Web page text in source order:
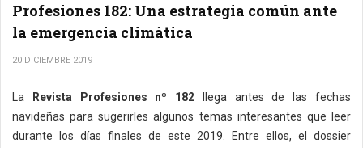
Profesiones 182: Una estrategia común ante
la emergencia climática
20 DICIEMBRE 2019
La Revista Profesiones nº 182 llega antes de las fechas
navideñas para sugerirles algunos temas interesantes que leer
durante los días finales de este 2019. Entre ellos, el dossier